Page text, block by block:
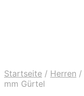
Startseite / Herren /
mm Gürtel